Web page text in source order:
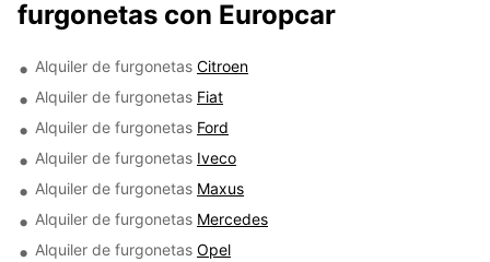
furgonetas con Europcar
Alquiler de furgonetas Citroen
Alquiler de furgonetas Fiat
Alquiler de furgonetas Ford
Alquiler de furgonetas Iveco
Alquiler de furgonetas Maxus
Alquiler de furgonetas Mercedes
Alquiler de furgonetas Opel